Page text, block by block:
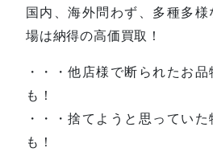
国内、海外問わず、多種多
場は納得の高価買取！
・・・他店様で断られたお
も！
・・・捨てようと思ってい
も！